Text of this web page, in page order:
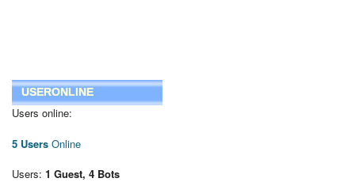
USERONLINE
Users online:
5 Users Online
Users: 1 Guest, 4 Bots